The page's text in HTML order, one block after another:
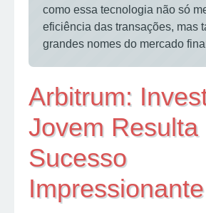
como essa tecnologia não só
eficiência das transações, mas
grandes nomes do mercado
Arbitrum:
Jovem Resulta
Sucesso
Impressionante